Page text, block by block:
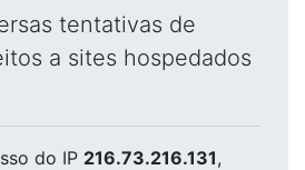
tentativas de
a sites hospedados
do IP 216.73.216.131,